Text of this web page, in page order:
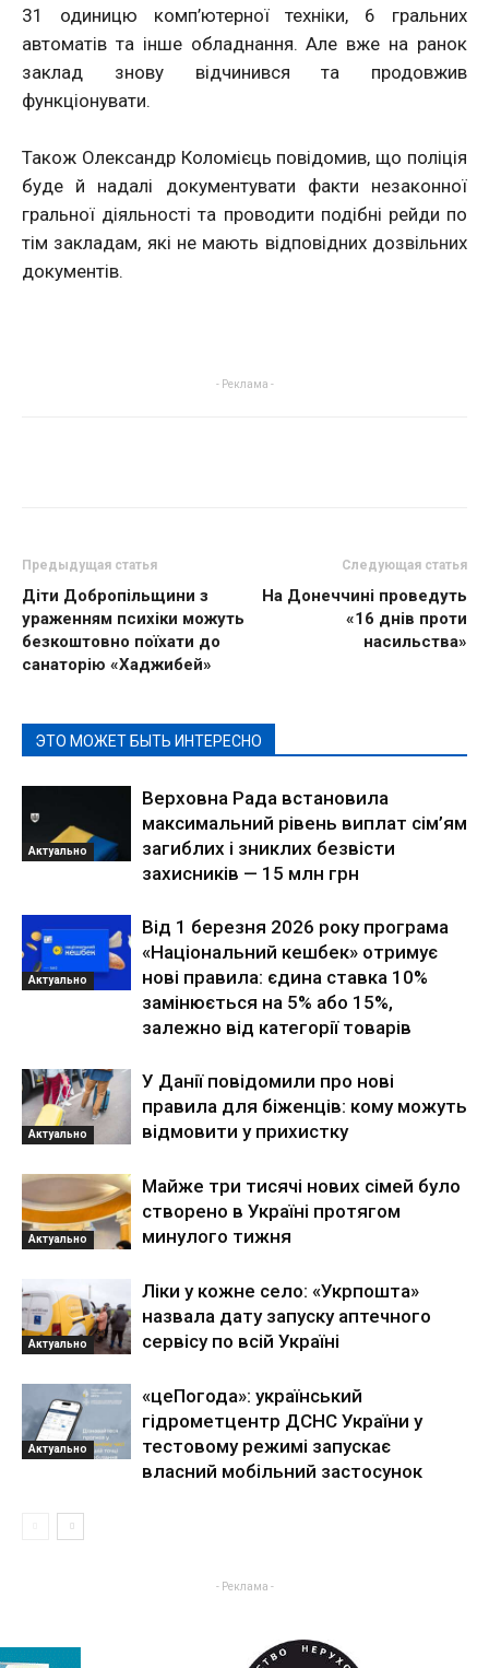
31 одиницю комп’ютерної техніки, 6 гральних
автоматів та інше обладнання. Але вже на ранок
заклад знову відчинився та продовжив
функціонувати.
Також Олександр Коломієць повідомив, що поліція
буде й надалі документувати факти незаконної
гральної діяльності та проводити подібні рейди по
тім закладам, які не мають відповідних дозвільних
документів.
- Реклама -
Предыдущая статья
Діти Добропільщини з
ураженням психіки можуть
безкоштовно поїхати до
санаторію «Хаджибей»
Следующая статья
На Донеччині проведуть
«16 днів проти
насильства»
ЭТО МОЖЕТ БЫТЬ ИНТЕРЕСНО
Актуально
Верховна Рада встановила
максимальний рівень виплат сім’ям
загиблих і зниклих безвісти
захисників — 15 млн грн
Актуально
Від 1 березня 2026 року програма
«Національний кешбек» отримує
нові правила: єдина ставка 10%
замінюється на 5% або 15%,
залежно від категорії товарів
Актуально
У Данії повідомили про нові
правила для біженців: кому можуть
відмовити у прихистку
Актуально
Майже три тисячі нових сімей було
створено в Україні протягом
минулого тижня
Актуально
Ліки у кожне село: «Укрпошта»
назвала дату запуску аптечного
сервісу по всій Україні
Актуально
«цеПогода»: український
гідрометцентр ДСНС України у
тестовому режимі запускає
власний мобільний застосунок
- Реклама -